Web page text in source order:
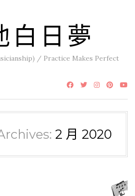
白日夢
/ Practice Makes Perfect
2 月 2020